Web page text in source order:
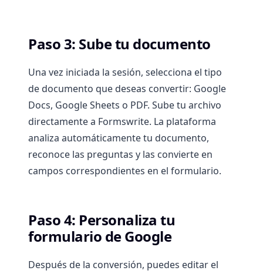
Paso 3: Sube tu documento
Una vez iniciada la sesión, selecciona el tipo
de documento que deseas convertir: Google
Docs, Google Sheets o PDF. Sube tu archivo
directamente a Formswrite. La plataforma
analiza automáticamente tu documento,
reconoce las preguntas y las convierte en
campos correspondientes en el formulario.
Paso 4: Personaliza tu
formulario de Google
Después de la conversión, puedes editar el